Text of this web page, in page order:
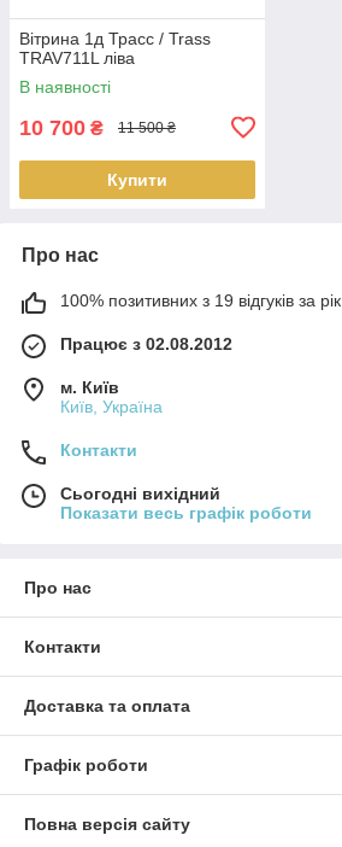
Вітрина 1д Трасс / Trass
TRAV711L ліва
В наявності
10 700 ₴ 11 500 ₴
Купити
Про нас
100% позитивних з 19 відгуків за рік
Працює з 02.08.2012
м. Київ
Київ, Україна
Контакти
Сьогодні вихідний
Показати весь графік роботи
Про нас
Контакти
Доставка та оплата
Графік роботи
Повна версія сайту